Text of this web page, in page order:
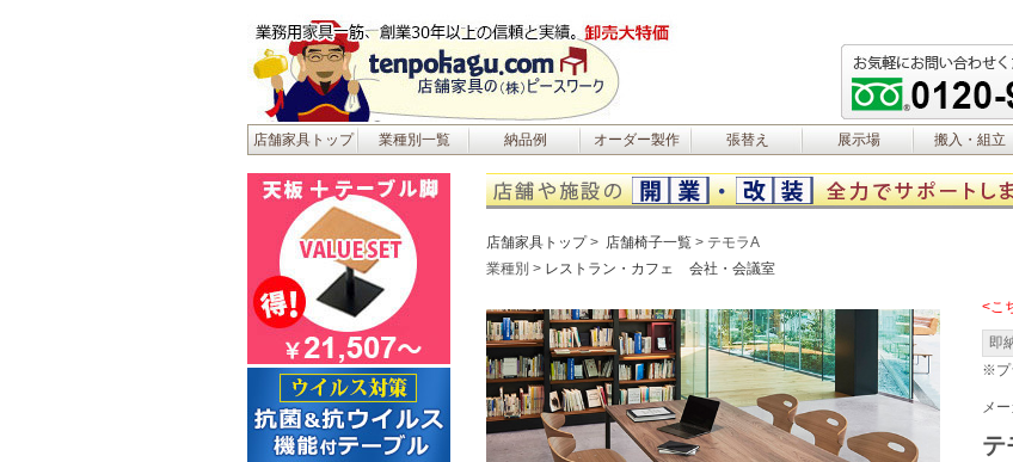
店舗家具トップ 業種別一覧 納品例 オーダー製作 張替え 展示場 搬入・組立
店舗家具トップ 店舗椅子一覧
テモラA
業種別
レストラン・カフェ 会社・会議室
<こ
即
※プ
メー